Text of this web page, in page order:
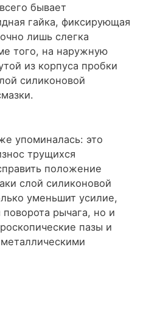
бывает
гайка, фиксирующая
лишь слегка
того, на наружную
из корпуса пробки
силиконовой
упоминалась: это
трущихся
положение
слой силиконовой
уменьшит усилие,
рычага, но и
пазы и